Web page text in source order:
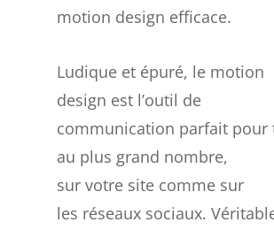
motion design efficace.
Ludique et épuré, le motion
design est l’outil de
communication parfait pour
au plus grand nombre,
sur votre site comme sur
les réseaux sociaux.